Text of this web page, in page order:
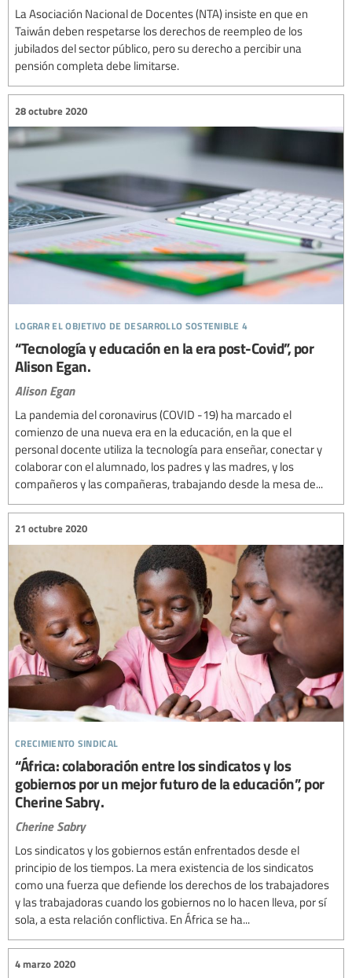
La Asociación Nacional de Docentes (NTA) insiste en que en
Taiwán deben respetarse los derechos de reempleo de los
jubilados del sector público, pero su derecho a percibir una
pensión completa debe limitarse.
lograr el objetivo de desarrollo sostenible 4
28 octubre 2020
“Tecnología y educación en la era post-Covid”, por
Alison Egan.
Alison Egan
La pandemia del coronavirus (COVID -19) ha marcado el
comienzo de una nueva era en la educación, en la que el
personal docente utiliza la tecnología para enseñar, conectar y
colaborar con el alumnado, los padres y las madres, y los
compañeros y las compañeras, trabajando desde la mesa de...
crecimiento sindical
21 octubre 2020
“África: colaboración entre los sindicatos y los
gobiernos por un mejor futuro de la educación”, por
Cherine Sabry.
Cherine Sabry
Los sindicatos y los gobiernos están enfrentados desde el
principio de los tiempos. La mera existencia de los sindicatos
como una fuerza que defiende los derechos de los trabajadores
y las trabajadoras cuando los gobiernos no lo hacen lleva, por sí
sola, a esta relación conflictiva. En África se ha...
4 marzo 2020